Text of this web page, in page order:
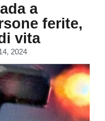
a
ferite,
vita
2024